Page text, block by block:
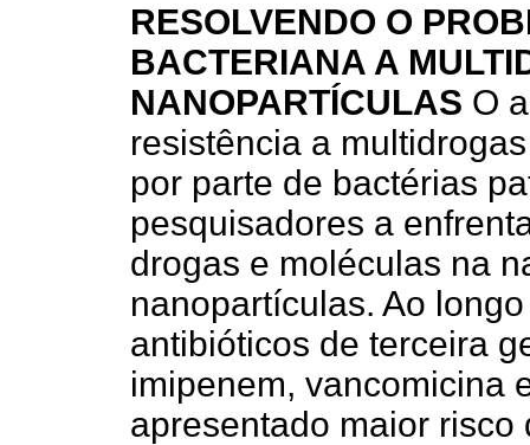
RESOLVENDO O
BACTERIANA A
NANOPARTÍCULAS O
resistência a
por parte de bactérias
pesquisadores a
drogas e moléculas na
nanopartículas. Ao
antibióticos de terceira
imipenem, vancomicina
apresentado maior risco